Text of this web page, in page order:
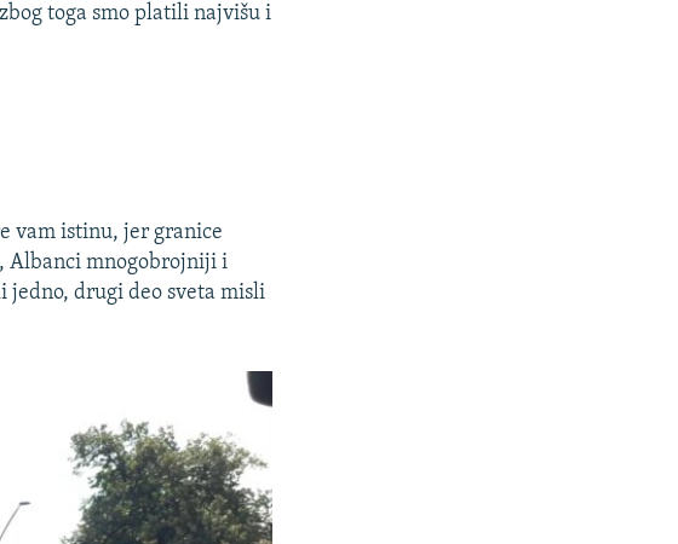
toga smo platili najvišu i
vam istinu, jer granice
Albanci mnogobrojniji i
jedno, drugi deo sveta misli